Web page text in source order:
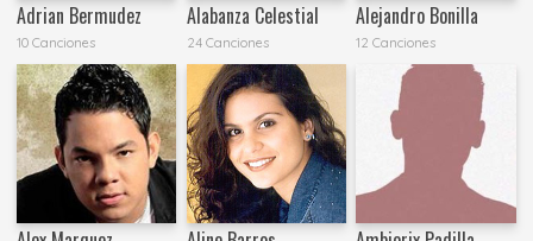
Adrian Bermudez
10 Canciones
Alabanza Celestial
24 Canciones
Alejandro Bonilla
12 Canciones